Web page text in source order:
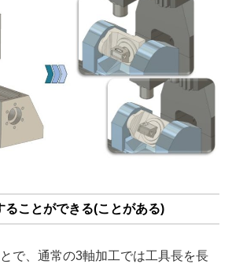
ことができる(ことがある)
で、通常の3軸加工では工具長を長